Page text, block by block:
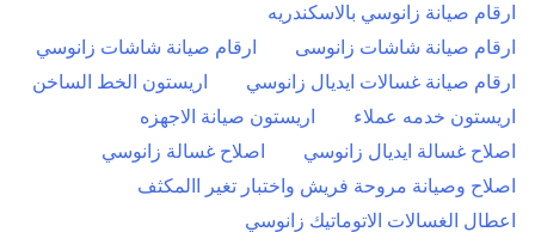
ارقام صيانة زانوسي بالاسكندريه
ارقام صيانة شاشات زانوسى
ارقام صيانة شاشات زانوسي
ارقام صيانة غسالات ايديال زانوسي
اريستون الخط الساخن
اريستون خدمه عملاء
اريستون صيانة الاجهزه
اصلاح غسالة ايديال زانوسي
اصلاح غسالة زانوسي
اصلاح وصيانة مروحة فريش واختبار تغير االمكثف
اعطال الغسالات الاتوماتيك زانوسي